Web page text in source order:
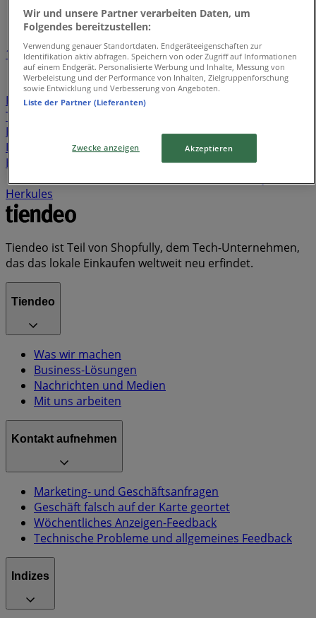
Markenindex
1 345
Cube
Leroy Merlin Harry Potter
Krombacher
Paw Patrol
Bitburger iron man
Taylor Swift
Pepsi
carrefour Miele Adele
Dove
Axe Karcher San Miguel
Sodastream
Hennessy
Oatly Primer Bic
Supreme
Herkules
Tiendeo ist Teil von Shopfully, dem Tech-Unternehmen,
das das lokale Einkaufen weltweit neu erfindet.
Tiendeo
Was wir machen
Business-Lösungen
Nachrichten und Medien
Mit uns arbeiten
Kontakt aufnehmen
Marketing- und Geschäftsanfragen
Geschäft falsch auf der Karte geortet
Wöchentliches Anzeigen-Feedback
Technische Probleme und allgemeines Feedback
Indizes
Wir und unsere Partner verarbeiten Daten, um
Folgendes bereitzustellen:
Verwendung genauer Standortdaten. Endgeräteeigenschaften zur
Identifikation aktiv abfragen. Speichern von oder Zugriff auf Informationen
auf einem Endgerät. Personalisierte Werbung und Inhalte, Messung von
Werbeleistung und der Performance von Inhalten, Zielgruppenforschung
sowie Entwicklung und Verbesserung von Angeboten.
Liste der Partner (Lieferanten)
Zwecke anzeigen Akzeptieren